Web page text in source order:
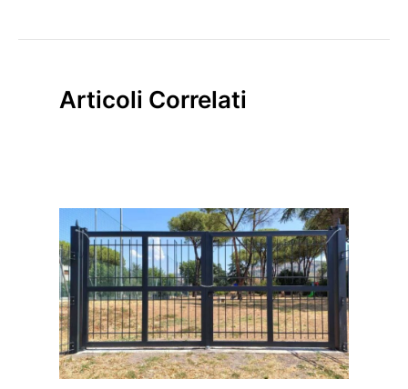
Articoli Correlati